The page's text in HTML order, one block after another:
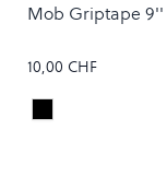
Mob Griptape 9''
10,00 CHF
Colour
Black